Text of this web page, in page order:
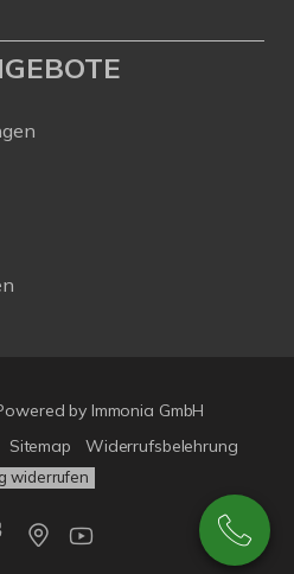
by Immonia GmbH
Sitemap Widerrufsbelehrung
widerrufen